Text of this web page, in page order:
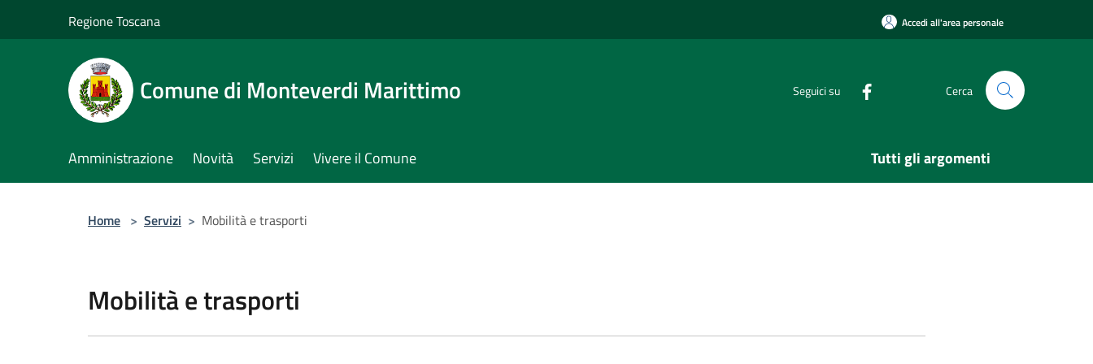
Regione Toscana Accedi all'area personale
Comune di Monteverdi Marittimo Seguici su Cerca
Amministrazione Novità Servizi Vivere il Comune Tutti gli argomenti
Home > Servizi > Mobilità e trasporti
Mobilità e trasporti